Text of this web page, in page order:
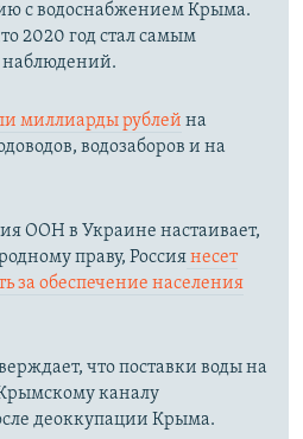
с водоснабжением Крыма.
2020 год стал самым
наблюдений.​
миллиарды рублей на
водозаборов и на
ООН в Украине настаивает,
праву, Россиянесет
за обеспечение населения
что поставки воды на
каналу
деоккупации Крыма.